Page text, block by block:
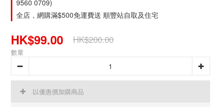
9560 0709)
全店，網購滿$500免運費送 順豐站自取及住宅
HK$99.00 HK$200.00
數量
以優惠價加購商品